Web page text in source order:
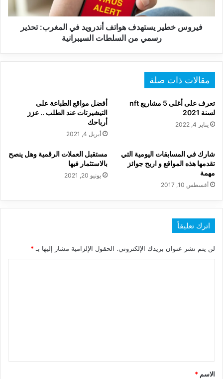
رسمي
فيروس خطير يستهدف هواتف أندرويد في المغرب: تحذير
رسمي من السلطات السيبرانية
مقالات ذات صلة
تعرف على أغلى 5 مشاريع nft
لسنة 2021
يناير 4, 2022
أفضل مواقع الطباعة على
التيشيرتات عند الطلب .. عزز
أرباحك
أبريل 4, 2021
شارك في المسابقات اليومية التي
تقدمها هذه المواقع و اربح جوائز
مهمة
أغسطس 10, 2017
مستقبل العملات الرقمية وهل ينصح
بالاستثمار فيها
يونيو 20, 2021
اترك تعليقاً
لن يتم نشر عنوان بريدك الإلكتروني. الحقول الإلزامية مشار إليها بـ *
*
الاسم *